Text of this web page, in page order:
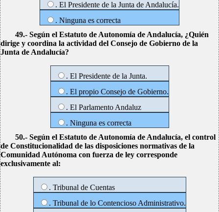
. El Presidente de la Junta de Andalucía.
. Ninguna es correcta
49.- Según el Estatuto de Autonomía de Andalucía, ¿Quién
dirige y coordina la actividad del Consejo de Gobierno de la
Junta de Andalucía?
. El Presidente de la Junta.
. El propio Consejo de Gobierno.
. El Parlamento Andaluz
. Ninguna es correcta
50.- Según el Estatuto de Autonomía de Andalucía, el control
de Constitucionalidad de las disposiciones normativas de la
Comunidad Autónoma con fuerza de ley corresponde
exclusivamente al:
. Tribunal de Cuentas
. Tribunal de lo Contencioso Administrativo.